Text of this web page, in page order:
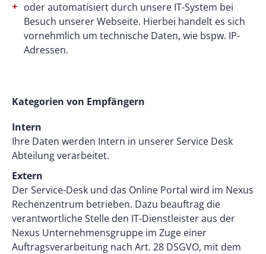
oder automatisiert durch unsere IT-System bei
Besuch unserer Webseite. Hierbei handelt es sich
vornehmlich um technische Daten, wie bspw. IP-
Adressen.
Kategorien von Empfängern
Intern
Ihre Daten werden Intern in unserer Service Desk
Abteilung verarbeitet.
Extern
Der Service-Desk und das Online Portal wird im Nexus
Rechenzentrum betrieben. Dazu beauftrag die
verantwortliche Stelle den IT-Dienstleister aus der
Nexus Unternehmensgruppe im Zuge einer
Auftragsverarbeitung nach Art. 28 DSGVO, mit dem